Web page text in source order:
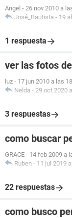
Angel - 26 nov 2010 a
José_Bautista - 19
1 respuesta
ver las fotos
luz - 17 jun 2010 a las
Nelda - 29 oct 2020
3 respuestas
como buscar
GRACE - 14 feb 2009 a
Ruben - 11 jul 2019
22 respuestas
como busco